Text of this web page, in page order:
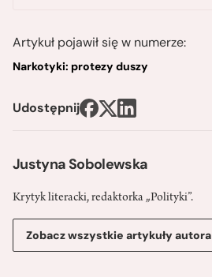
Justyna Sobolewska
Krytyk literacki, redaktorka „Polityki”.
Zobacz wszystkie artykuły autora
Artykuł pojawił się w numerze:
Narkotyki: protezy duszy
Udostępnij